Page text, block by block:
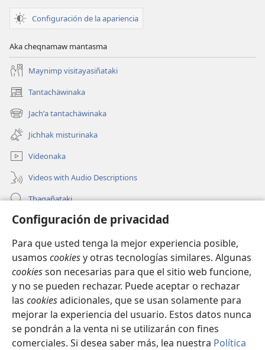
Configuración de privacidad
Para que usted tenga la mejor experiencia posible,
usamos cookiesy otras tecnologías similares. Algunas
cookiesson necesarias para que el sitio web funcione,
y no se pueden rechazar. Puede aceptar o rechazar
las cookiesadicionales, que se usan solamente para
mejorar la experiencia del usuario. Estos datos nunca
se pondrán a la venta ni se utilizarán con fines
comerciales. Si desea saber más, lea nuestra Política
Configuración de la apariencia
Aka cheqnamaw mantasma
Maynimp visitayasiñataki
Tantachäwinaka
(opens
new
window)
Jachʼa tantachäwinaka
(opens
new
window)
Jichhak misturinaka
Videonaka
Videos with Audio Descriptions
Thaqañataki
Oraqpachat yatiyäwinaka
Donacionanaka
(opens
window)INTERNETANKIR BIBLIOTECA
(opens
new
window)JW Hub ®
(opens
new
window)